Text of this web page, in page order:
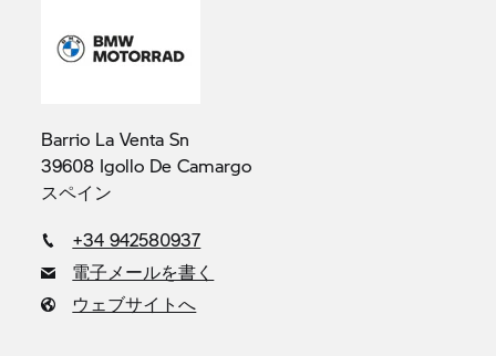
Barrio La Venta Sn
39608 Igollo De Camargo
スペイン
+34 942580937
電子メールを書く
ウェブサイトへ